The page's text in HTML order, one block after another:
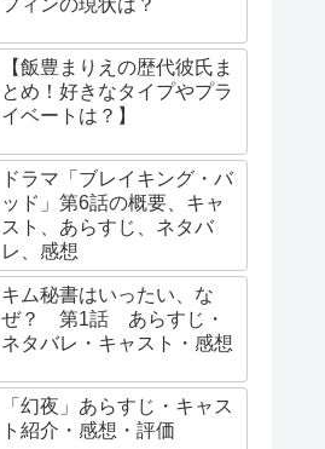
【飯豊まりえの歴代彼氏ま
とめ！好きなタイプやプラ
イベートは？】
ドラマ「ブレイキング・バ
ッド」第6話の概要、キャ
スト、あらすじ、ネタバ
レ、感想
キム秘書はいったい、な
ぜ？ 第1話 あらすじ・
ネタバレ・キャスト・感想
「幻夜」あらすじ・キャス
ト紹介・感想・評価